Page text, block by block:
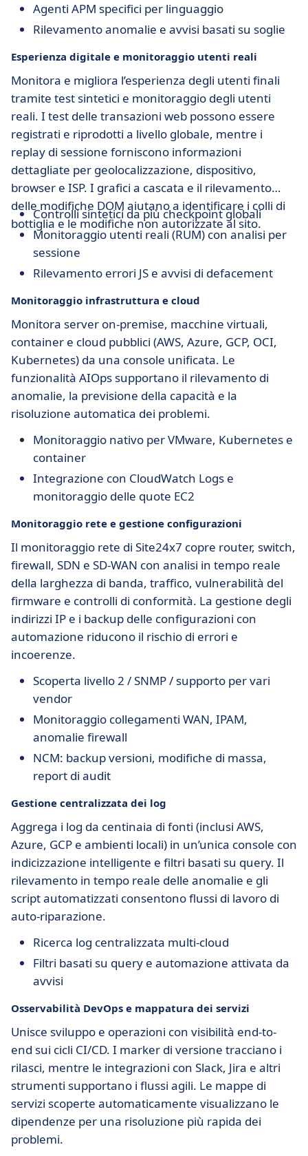
Agenti APM specifici per linguaggio
Rilevamento anomalie e avvisi basati su soglie
Esperienza digitale e monitoraggio utenti reali
Monitora e migliora l’esperienza degli utenti finali
tramite test sintetici e monitoraggio degli utenti
reali. I test delle transazioni web possono essere
registrati e riprodotti a livello globale, mentre i
replay di sessione forniscono informazioni
dettagliate per geolocalizzazione, dispositivo,
browser e ISP. I grafici a cascata e il rilevamento
delle modifiche DOM aiutano a identificare i colli di
bottiglia e le modifiche non autorizzate al sito.
Controlli sintetici da più checkpoint globali
Monitoraggio utenti reali (RUM) con analisi per
sessione
Rilevamento errori JS e avvisi di defacement
Monitoraggio infrastruttura e cloud
Monitora server on-premise, macchine virtuali,
container e cloud pubblici (AWS, Azure, GCP, OCI,
Kubernetes) da una console unificata. Le
funzionalità AIOps supportano il rilevamento di
anomalie, la previsione della capacità e la
risoluzione automatica dei problemi.
Monitoraggio nativo per VMware, Kubernetes e
container
Integrazione con CloudWatch Logs e
monitoraggio delle quote EC2
Monitoraggio rete e gestione configurazioni
Il monitoraggio rete di Site24x7 copre router, switch,
firewall, SDN e SD-WAN con analisi in tempo reale
della larghezza di banda, traffico, vulnerabilità del
firmware e controlli di conformità. La gestione degli
indirizzi IP e i backup delle configurazioni con
automazione riducono il rischio di errori e
incoerenze.
Scoperta livello 2 / SNMP / supporto per vari
vendor
Monitoraggio collegamenti WAN, IPAM,
anomalie firewall
NCM: backup versioni, modifiche di massa,
report di audit
Gestione centralizzata dei log
Aggrega i log da centinaia di fonti (inclusi AWS,
Azure, GCP e ambienti locali) in un’unica console con
indicizzazione intelligente e filtri basati su query. Il
rilevamento in tempo reale delle anomalie e gli
script automatizzati consentono flussi di lavoro di
auto-riparazione.
Ricerca log centralizzata multi-cloud
Filtri basati su query e automazione attivata da
avvisi
Osservabilità DevOps e mappatura dei servizi
Unisce sviluppo e operazioni con visibilità end-to-
end sui cicli CI/CD. I marker di versione tracciano i
rilasci, mentre le integrazioni con Slack, Jira e altri
strumenti supportano i flussi agili. Le mappe di
servizi scoperte automaticamente visualizzano le
dipendenze per una risoluzione più rapida dei
problemi.